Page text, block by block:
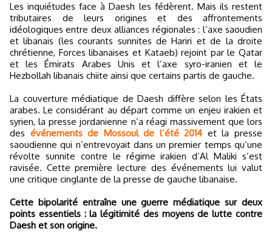
Les inquiétudes face à Daesh les fédèrent. Mais ils restent
tributaires de leurs origines et des affrontements
idéologiques entre deux alliances régionales : l’axe saoudien
et libanais (les courants sunnites de Hariri et de la droite
chrétienne, Forces libanaises et Kataeb) rejoint par le Qatar
et les Émirats Arabes Unis et l’axe syro-iranien et le
Hezbollah libanais chiite ainsi que certains partis de gauche.
La couverture médiatique de Daesh diffère selon les États
arabes. Le considérant au départ comme un enjeu irakien et
syrien, la presse jordanienne n’a réagi massivement que lors
des événements de Mossoul de l’été 2014 et la presse
saoudienne qui n’entrevoyait dans un premier temps qu’une
révolte sunnite contre le régime irakien d’Al Maliki s’est
ravisée. Cette première lecture des événements lui valut
une critique cinglante de la presse de gauche libanaise.
Cette bipolarité entraîne une guerre médiatique sur deux
points essentiels : la légitimité des moyens de lutte contre
Daesh et son origine.